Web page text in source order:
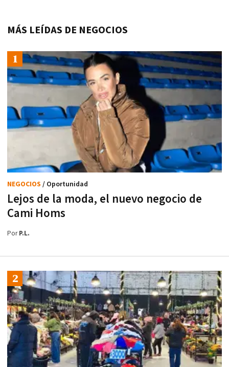
MÁS LEÍDAS DE NEGOCIOS
Lejos de la moda, el nuevo negocio de
Cami Homs
NEGOCIOS / Oportunidad
PorP.L.